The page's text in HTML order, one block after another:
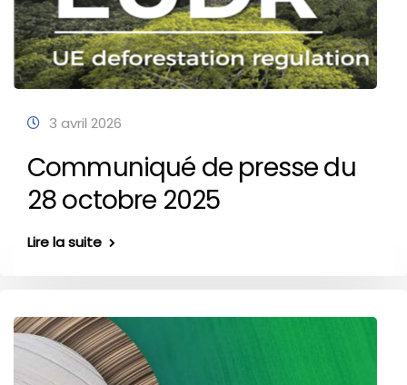
3 avril 2026
Communiqué de presse du
28 octobre 2025
Lire la suite